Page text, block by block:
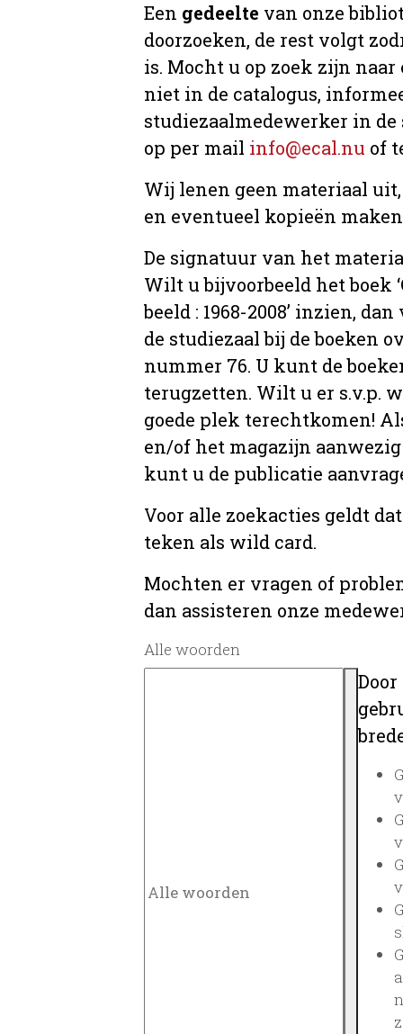
Een gedeelte van onze
doorzoeken, de rest volgt
is. Mocht u op zoek zijn
niet in de catalogus,
studiezaalmedewerker in
op per mail info@ecal.nu of
Wij lenen geen materiaal
en eventueel kopieën
De signatuur van het
Wilt u bijvoorbeeld het boek
beeld : 1968-2008’ inzien,
de studiezaal bij de boeken
nummer 76. U kunt de
terugzetten. Wilt u er s.v.p.
goede plek terechtkomen!
en/of het magazijn
kunt u de publicatie
Voor alle zoekacties geldt
teken als wild card.
Mochten er vragen of
dan assisteren onze
Alle woorden